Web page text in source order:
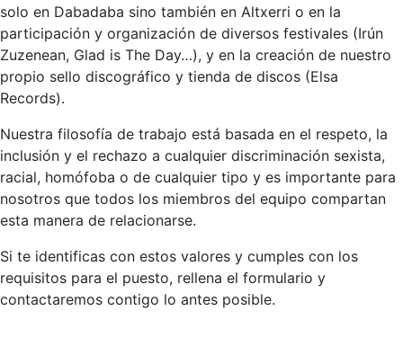
solo en Dabadaba sino también en Altxerri o en la
participación y organización de diversos festivales (Irún
Zuzenean, Glad is The Day…), y en la creación de nuestro
propio sello discográfico y tienda de discos (Elsa
Records).
Nuestra filosofía de trabajo está basada en el respeto, la
inclusión y el rechazo a cualquier discriminación sexista,
racial, homófoba o de cualquier tipo y es importante para
nosotros que todos los miembros del equipo compartan
esta manera de relacionarse.
Si te identificas con estos valores y cumples con los
requisitos para el puesto, rellena el formulario y
contactaremos contigo lo antes posible.